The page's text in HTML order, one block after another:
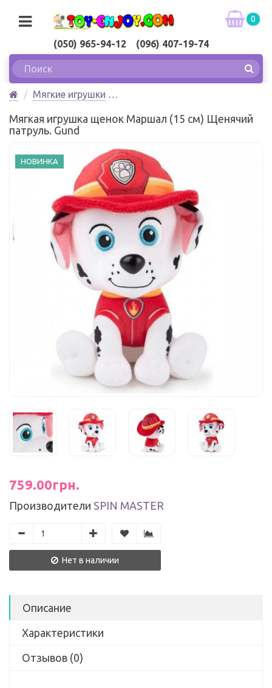
(050) 965-94-12 (096) 407-19-74
0
Мягкие игрушки
патруль. Gund
Мягкая игрушка щенок Маршал (15 см) Щенячий
патруль. Gund
НОВИНКА
759.00грн.
Производители SPIN MASTER
Нет в наличии
Описание
Характеристики
Отзывов (0)